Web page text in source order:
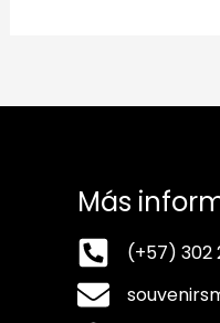
Más
(+57) 302